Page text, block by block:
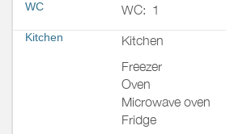
WC WC: 1
Kitchen
Kitchen
Freezer
Oven
Microwave oven
Fridge